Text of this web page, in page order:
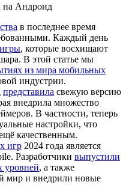
на Андроид
в последнее время
Каждый день
, которые восхищают
В этой статье мы
из мира мобильных
индустрии.
представила свежую версию
внедрила множество
В частности, теперь
настройки, что
качественным.
игр 2024 года является
Разработчики выпустили
уровней, а также
мир и внедрили новые